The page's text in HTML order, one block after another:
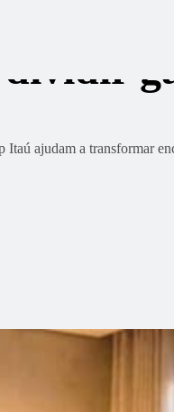
ajudam a transformar